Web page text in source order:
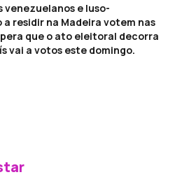
venezuelanos e luso-
residir na Madeira votem nas
que o ato eleitoral decorra
vai a votos este domingo.